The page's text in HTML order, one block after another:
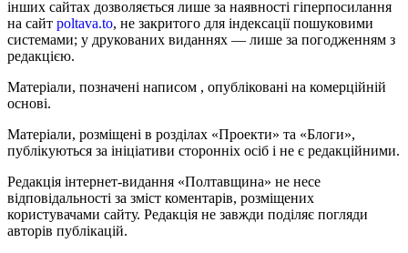
інших сайтах дозволяється лише за наявності гіперпосилання
на сайт poltava.to, не закритого для індексації пошуковими
системами; у друкованих виданнях — лише за погодженням з
редакцією.
Матеріали, позначені написом , опубліковані на комерційній
основі.
Матеріали, розміщені в розділах «Проекти» та «Блоги»,
публікуються за ініціативи сторонніх осіб і не є редакційними.
Редакція інтернет-видання «Полтавщина» не несе
відповідальності за зміст коментарів, розміщених
користувачами сайту. Редакція не завжди поділяє погляди
авторів публікацій.